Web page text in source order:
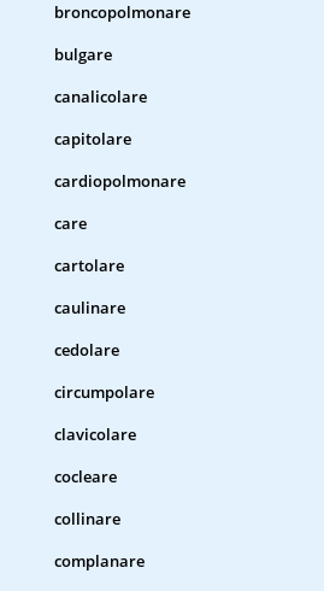
broncopolmonare
bulgare
canalicolare
capitolare
cardiopolmonare
care
cartolare
caulinare
cedolare
circumpolare
clavicolare
cocleare
collinare
complanare